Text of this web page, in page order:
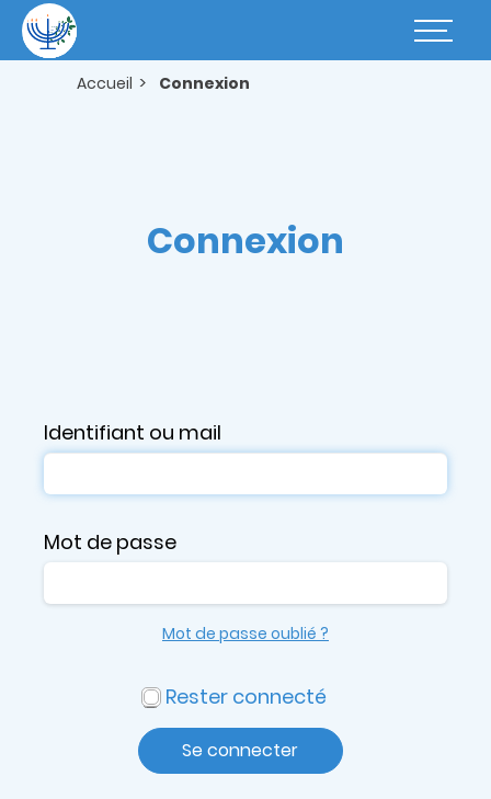
contenu
principal
Basculer
Accueil Connexion
Connexion
Identifiant ou mail
Mot de passe
Rester connecté
Se connecter
Mot de passe oublié ?